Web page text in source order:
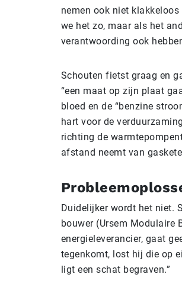
nemen ook niet
we het zo, maar als het
verantwoording ook
Schouten fietst graag en
“een maat op zijn plaat
bloed en de “benzine
hart voor de
richting de
afstand neemt van
Duidelijker wordt het niet.
bouwer (Ursem Modulaire
energieleverancier, gaat
tegenkomt, lost hij die op
ligt een schat begraven.”